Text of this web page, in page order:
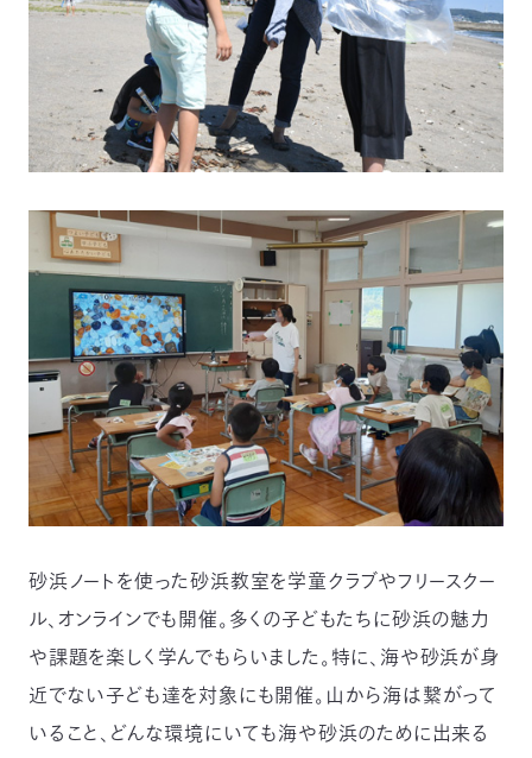
砂浜ノートを使った砂浜教室を学童クラブやフリースクー
ル、オンラインでも開催。多くの子どもたちに砂浜の魅力
や課題を楽しく学んでもらいました。特に、海や砂浜が身
近でない子ども達を対象にも開催。山から海は繋がって
いること、どんな環境にいても海や砂浜のために出来る